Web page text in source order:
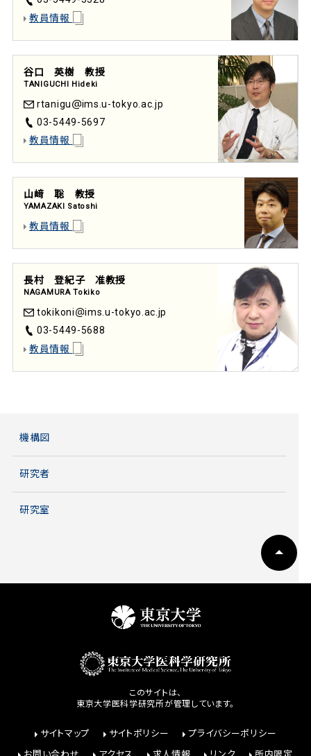
教員情報
谷口 英樹 教授
TANIGUCHI Hideki
rtanigu
ims.u-tokyo.ac.jp
03-5449-5697
教員情報
山﨑 聡 教授
YAMAZAKI Satoshi
教員情報
長村 登紀子 准教授
NAGAMURA Tokiko
tokikoni
ims.u-tokyo.ac.jp
03-5449-5688
教員情報
機構図
研究者
研究室
このサイトは、
東京大学医科学研究所が管理しています。
サイトマップ サイトポリシー
プライバシーポリシー